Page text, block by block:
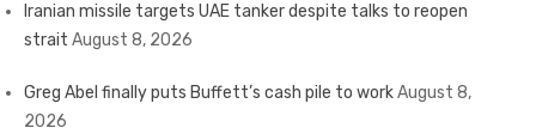
Iranian missile targets UAE tanker despite talks to reopen
strait August 8, 2026
Greg Abel finally puts Buffett’s cash pile to workAugust 8,
2026